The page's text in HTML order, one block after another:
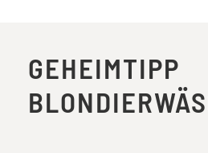
GEHEIMTIPP